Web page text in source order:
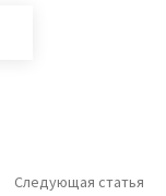
Следующая статья